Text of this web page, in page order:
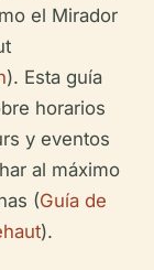
el Mirador
). Esta guía
horarios
y eventos
al máximo
(Guía de
).